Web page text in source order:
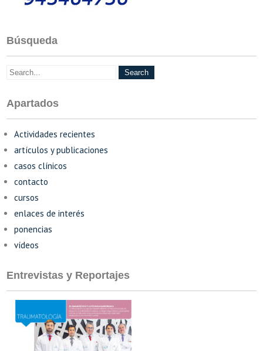
Búsqueda
Apartados
Actividades recientes
artículos y publicaciones
casos clínicos
contacto
cursos
enlaces de interés
ponencias
vídeos
Entrevistas y Reportajes